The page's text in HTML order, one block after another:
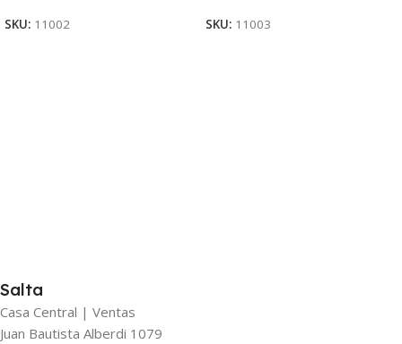
SKU: 11002 SKU: 11003
Salta
Casa Central | Ventas
Juan Bautista Alberdi 1079